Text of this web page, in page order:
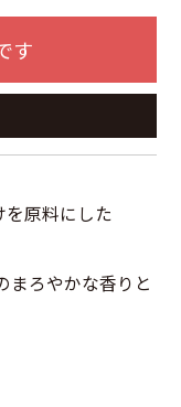
す
原料にした
まろやかな香りと